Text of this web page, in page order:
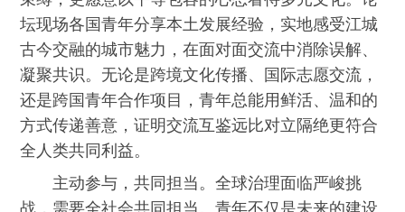
坛现场各国青年分享本土发展经验，实地感受江城
古今交融的城市魅力，在面对面交流中消除误解、
凝聚共识。无论是跨境文化传播、国际志愿交流，
还是跨国青年合作项目，青年总能用鲜活、温和的
方式传递善意，证明交流互鉴远比对立隔绝更符合
全人类共同利益。
主动参与，共同担当。全球治理面临严峻挑
战，需要全社会共同担当。青年不仅是未来的建设